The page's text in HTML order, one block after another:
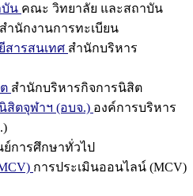
บัน คณะ วิทยาลัย และสถาบัน
สำนักงานการทะเบียน
สารสนเทศ สำนักบริหาร
สำนักบริหารกิจการนิสิต
สิตจุฬาฯ (อบจ.) องค์การบริหาร
ย์การศึกษาทั่วไป
การประเมินออนไลน์ (MCV)